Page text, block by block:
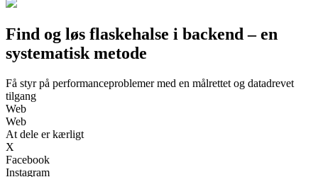
Find og løs flaskehalse i backend – en
systematisk metode
Få styr på performanceproblemer med en målrettet og datadrevet
tilgang
Web
Web
At dele er kærligt
X
Facebook
Instagram